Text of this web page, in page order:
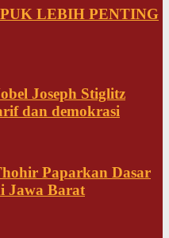
LEBIH PENTING
Joseph Stiglitz
dan demokrasi
Paparkan Dasar
Jawa Barat